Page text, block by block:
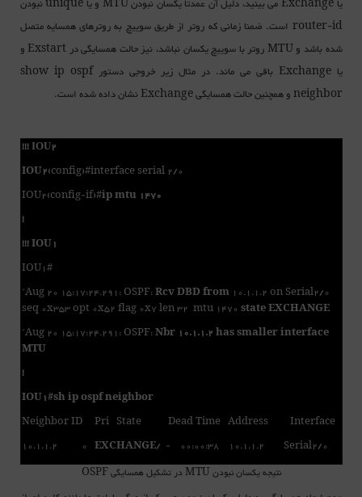
یا Exchange می بینید، دلیل آن عمدتا یکسان نبودن MTU و یا unique نبودن
router-id است. ضمنا زمانی که روتر از طریق سوییچ به روترهای همسایه متصل
شده باشد و MTU روتر با سوییچ یکسان نباشد، نیز حالت همسایگی در Exstart و
یا Exchange باقی می ماند. در مثال زیر خروجی دستور show ip ospf
neighbor و همچنین حالت همسایگی Exchange نشان داده شده است.
!!! IOU2
IOU2(config)#interface serial 2/0
IOU2(config-if)#ip mtu 1470
!
!!! IOU1
IOU1#
*Aug 20 15:17:24.291: OSPF:Rcv DBD from10.1.1.2 on Serial2/0
seq 0x353 opt 0x52 flag 0x7 len 32 mtu 1470 state EXCHANGE
*Aug 20 15:17:24.291: OSPF:Nbr 10.1.1.2 has smaller interface
MTU
!
IOU1#sh ip ospf neighbor
Neighbor ID Pri State Dead Time Address Interface
10.1.1.2 0 EXCHANGE/ - 00:00:38 10.1.1.2 Serial2/0
نتیجه یکسان نبودن MTU در تشکیل همسایگی OSPF